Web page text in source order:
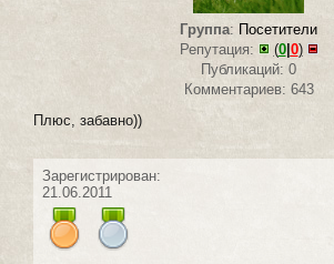
Группа: Посетители
Репутация:
(0|0)
Публикаций: 0
Комментариев: 643
Плюс, забавно))
Зарегистрирован:
21.06.2011